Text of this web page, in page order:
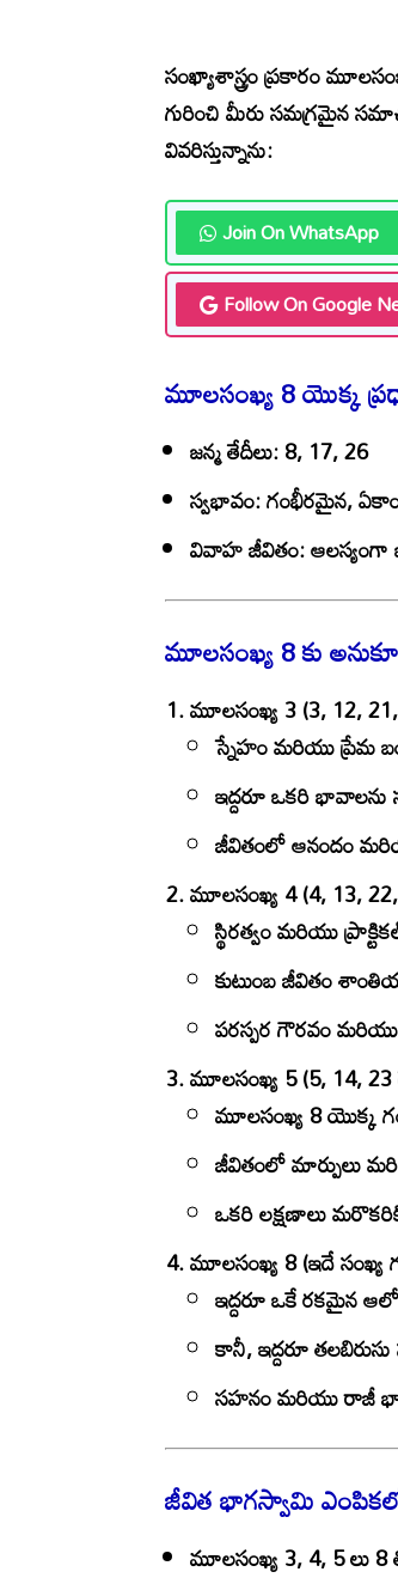
సంఖ్యాశాస్త్రం ప్రకారం
గురించి మీరు సమగ్రమైన
వివరిస్తున్నాను:
Join On WhatsApp
Follow On Google
మూలసంఖ్య 8 యొక్క
జన్మ తేదీలు:8, 17, 26
స్వభావం:గంభీరమైన,
వివాహ జీవితం:ఆలస్యంగా
మూలసంఖ్య 8 కు
మూలసంఖ్య 3 (3, 12,
స్నేహం మరియు ప్రేమ
ఇద్దరూ ఒకరి భావాలను
జీవితంలో ఆనందం
మూలసంఖ్య 4 (4, 13,
స్థిరత్వం మరియు
కుటుంబ జీవితం
పరస్పర గౌరవం
మూలసంఖ్య 5 (5, 14,
మూలసంఖ్య 8 యొక్క
జీవితంలో మార్పులు
ఒకరి లక్షణాలు
మూలసంఖ్య 8 (ఇదే సంఖ్య
ఇద్దరూ ఒకే రకమైన
కానీ, ఇద్దరూ
సహనం మరియు రాజీ
జీవిత భాగస్వామి
మూలసంఖ్య 3, 4, 5 లు
Mannam Web (మన్నం వెబ్ )- Telugu